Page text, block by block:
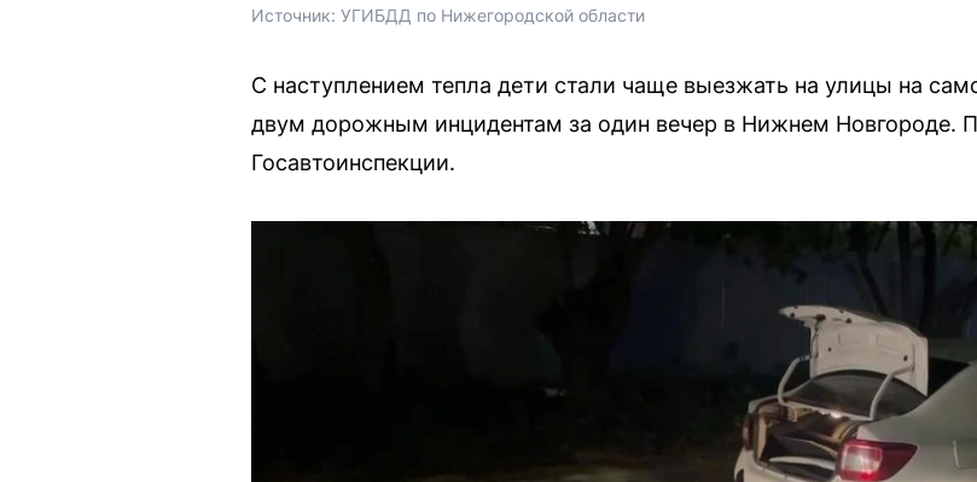
Источник: УГИБДД по Нижегородской области
С наступлением тепла дети стали чаще выезжать на улицы на
двум дорожным инцидентам за один вечер в Нижнем Новгороде.
Госавтоинспекции.